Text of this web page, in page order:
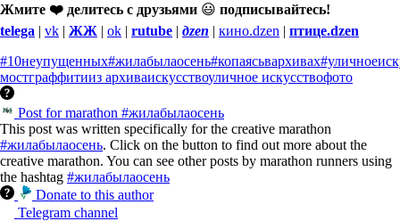
Жмите ❤️ делитесь с друзьями 😃 подписывайтесь!
telega | vk | ЖЖ | ok | rutube | дzen | кино.dzen | птице.dzen
#10неупущенных#жилабылаосень#копаясьвархивах
мостграффитииз архиваискусствоуличное искусствофото
Post for marathon #жилабылаосень
This post was written specifically for the creative marathon
#жилабылаосень. Click on the button to find out more about the
creative marathon. You can see other posts by marathon runners using
the hashtag #жилабылаосень
Donate to this author
Telegram channel